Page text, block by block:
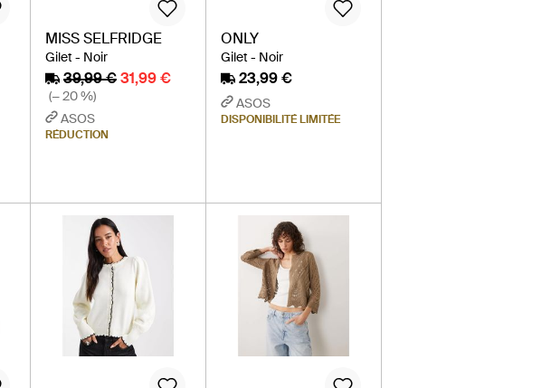
MISS SELFRIDGE
Gilet - Noir
39,99 € 31,99 €
(− 20 %)
ASOS
RÉDUCTION
ONLY
Gilet - Noir
23,99 €
ASOS
DISPONIBILITÉ LIMITÉE